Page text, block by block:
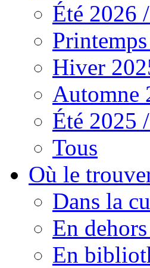
Été 2026
Hiver
Automne
Été 2025
Tous
Où le
Dans la
En
En